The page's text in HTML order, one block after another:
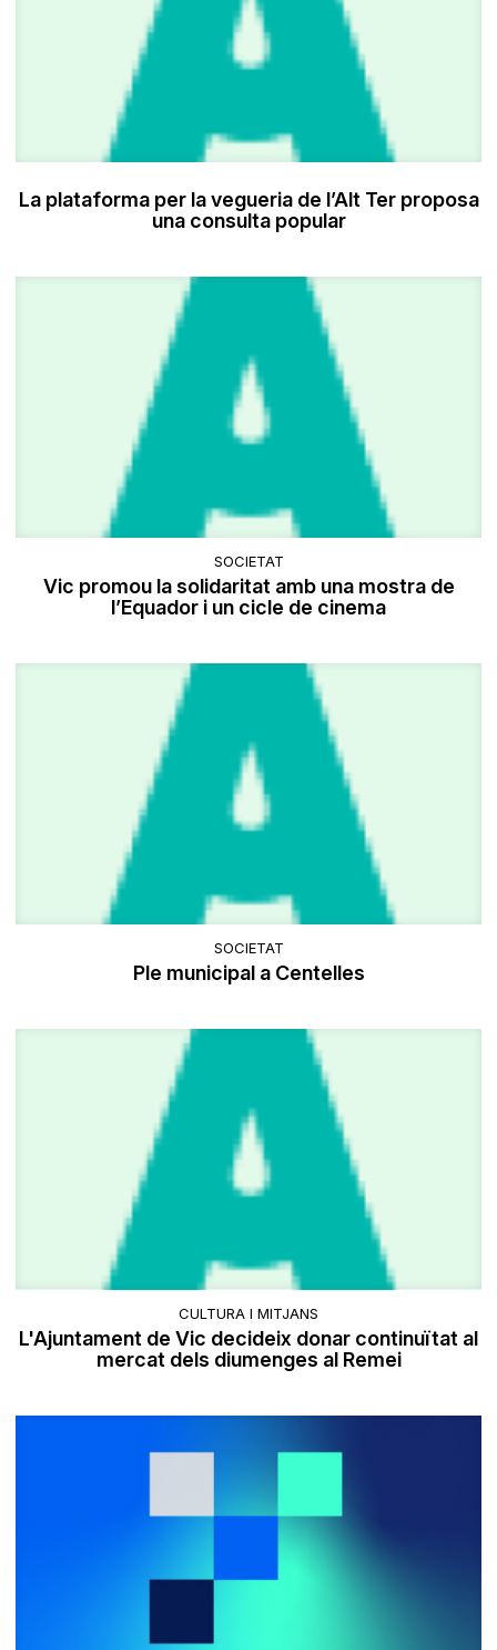
La plataforma per la vegueria de l’Alt Ter proposa
una consulta popular
SOCIETAT
Vic promou la solidaritat amb una mostra de
l’Equador i un cicle de cinema
SOCIETAT
Ple municipal a Centelles
CULTURA I MITJANS
L'Ajuntament de Vic decideix donar continuïtat al
mercat dels diumenges al Remei